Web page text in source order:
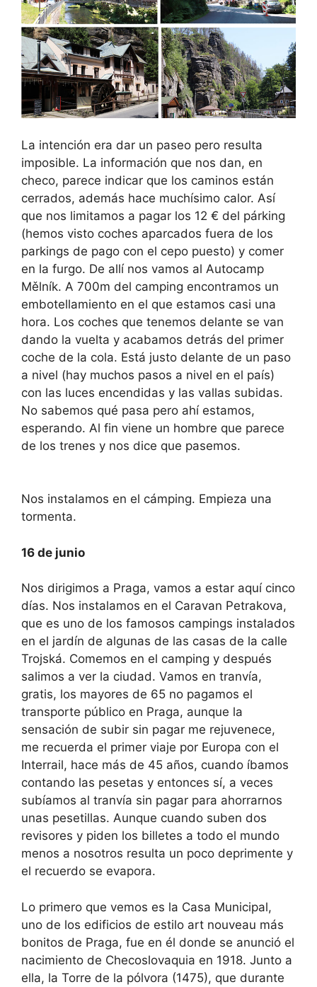
La intención era dar un paseo pero resulta
imposible. La información que nos dan, en
checo, parece indicar que los caminos están
cerrados, además hace muchísimo calor. Así
que nos limitamos a pagar los 12 € del párking
(hemos visto coches aparcados fuera de los
parkings de pago con el cepo puesto) y comer
en la furgo. De allí nos vamos al Autocamp
Mělník. A 700m del camping encontramos un
embotellamiento en el que estamos casi una
hora. Los coches que tenemos delante se van
dando la vuelta y acabamos detrás del primer
coche de la cola. Está justo delante de un paso
a nivel (hay muchos pasos a nivel en el país)
con las luces encendidas y las vallas subidas.
No sabemos qué pasa pero ahí estamos,
esperando. Al fin viene un hombre que parece
de los trenes y nos dice que pasemos.
Nos instalamos en el cámping. Empieza una
tormenta.
16 de junio
Nos dirigimos a Praga, vamos a estar aquí cinco
días. Nos instalamos en el Caravan Petrakova,
que es uno de los famosos campings instalados
en el jardín de algunas de las casas de la calle
Trojská. Comemos en el camping y después
salimos a ver la ciudad. Vamos en tranvía,
gratis, los mayores de 65 no pagamos el
transporte público en Praga, aunque la
sensación de subir sin pagar me rejuvenece,
me recuerda el primer viaje por Europa con el
Interrail, hace más de 45 años, cuando íbamos
contando las pesetas y entonces sí, a veces
subíamos al tranvía sin pagar para ahorrarnos
unas pesetillas. Aunque cuando suben dos
revisores y piden los billetes a todo el mundo
menos a nosotros resulta un poco deprimente y
el recuerdo se evapora.
Lo primero que vemos es la Casa Municipal,
uno de los edificios de estilo art nouveau más
bonitos de Praga, fue en él donde se anunció el
nacimiento de Checoslovaquia en 1918. Junto a
ella, la Torre de la pólvora (1475), que durante